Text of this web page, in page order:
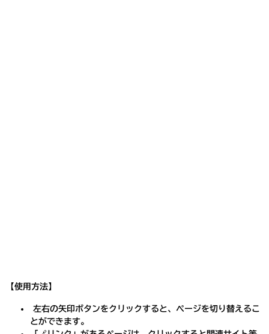
【使用方法】
左右の矢印ボタンをクリックすると、ページを切り替えるこ
とができます。